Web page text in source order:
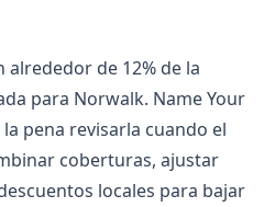
alrededor de 12% de la
para Norwalk. Name Your
pena revisarla cuando el
coberturas, ajustar
locales para bajar